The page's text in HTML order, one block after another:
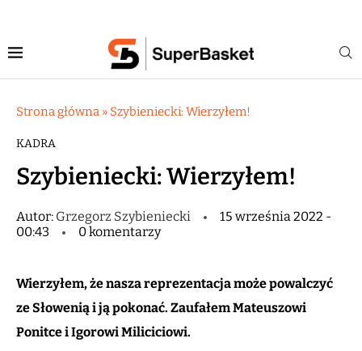
Strona główna » Szybieniecki: Wierzyłem!
KADRA
Szybieniecki: Wierzyłem!
Autor: Grzegorz Szybieniecki
15 września 2022 -
00:43
0 komentarzy
Wierzyłem, że nasza reprezentacja może powalczyć
ze Słowenią i ją pokonać. Zaufałem Mateuszowi
Ponitce i Igorowi Miliciciowi.